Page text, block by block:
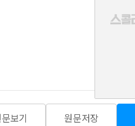
보기 원문저장